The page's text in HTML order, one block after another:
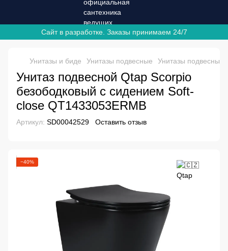
Сайт в разработке. Заказы принимаем 24/7
Унитазы и биде Унитазы подвесные Унитазы
Унитаз подвесной Qtap Scorpio
безободковый с сидением Soft-
close QT1433053ERMB
Артикул: SD00042529 Оставить отзыв
−40%